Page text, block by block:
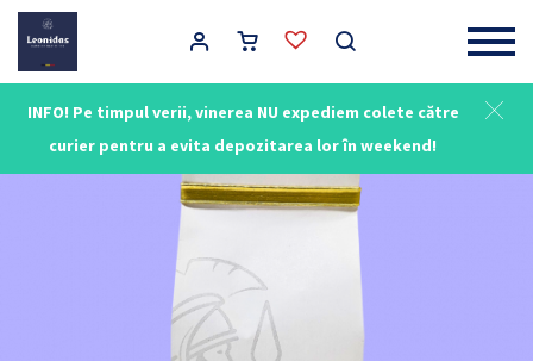
INFO! Pe timpul verii, vinerea NU expediem colete către
curier pentru a evita depozitarea lor în weekend!
Main Navigation
NOU